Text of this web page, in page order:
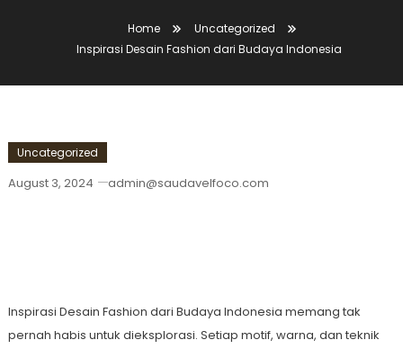
Home
Uncategorized
Inspirasi Desain Fashion dari Budaya Indonesia
Uncategorized
August 3, 2024 admin@saudavelfoco.com
Inspirasi Desain Fashion dari Budaya Indonesia memang tak
pernah habis untuk dieksplorasi. Setiap motif, warna, dan teknik